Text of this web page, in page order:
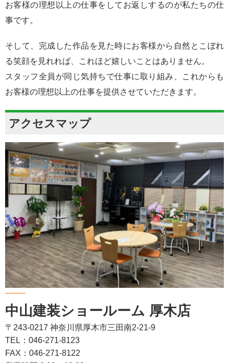
お客様の理想以上の仕事をしてお返しするのが私たちの仕
事です。
そして、完成した作品を見た時にお客様から自然とこぼれ
る笑顔を見れれば、これほど嬉しいことはありません。
スタッフ全員が同じ気持ちで仕事に取り組み、これからも
お客様の理想以上の仕事を提供させていただきます。
アクセスマップ
中山建装ショールーム 厚木店
〒243-0217 神奈川県厚木市三田南2-21-9
TEL：046-271-8123
FAX：046-271-8122